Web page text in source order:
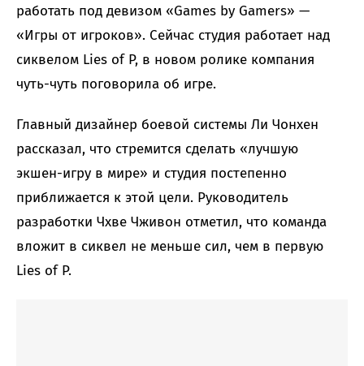
работать под девизом «Games by Gamers» —
«Игры от игроков». Сейчас студия работает над
сиквелом Lies of P, в новом ролике компания
чуть-чуть поговорила об игре.
Главный дизайнер боевой системы Ли Чонхен
рассказал, что стремится сделать «лучшую
экшен-игру в мире» и студия постепенно
приближается к этой цели. Руководитель
разработки Чхве Чживон отметил, что команда
вложит в сиквел не меньше сил, чем в первую
Lies of P.